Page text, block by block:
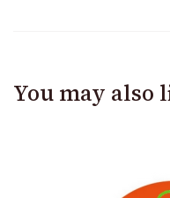
You may also